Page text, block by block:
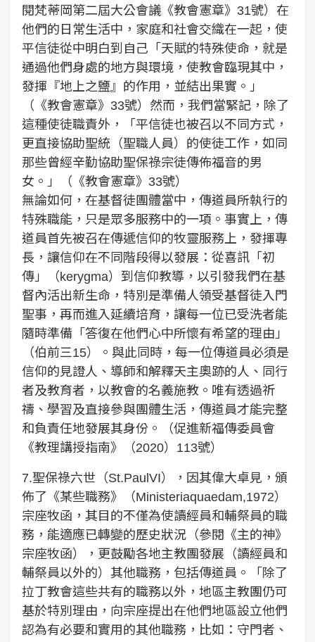
閱梵蒂岡第二屆大公會議《教會憲章》31號）在
他們的日常生活中，家庭和社會交織在一起，使
平信徒從中明白到自己「天賦的特殊使命，就是
通過他們身處的地方與環境，使教會臨現其中，
發揮『地上之鹽』的作用，並結出果實。」
（《教會憲章》33號）然而，我們當緊記，除了
這種使徒職責外，「平信徒也被召以不同方式，
更直接協助聖統（聖職人員）的使徒工作，如同
那些曾經辛勤協助聖保祿宗徒傳佈福音的男
女。」（《教會憲章》33號）
無論如何，在基督徒團體當中，傳道員所執行的
特殊職能，只是眾多服務中的一項。事實上，傳
道員首先被召在傳遞信仰的牧靈服務上，發揮專
長，讓信仰在不同階段得以發展：從喜訊「初
傳」（kerygma）到信仰教導，以引發我們在基
督內活出新生命，特別是準備人領受基督徒入門
聖事，再而進入延續培育，讓每一位已受洗者能
隨時準備「答復在他們心中所懷有希望的理由」
（伯前三15）。與此同時，每一位傳道員必須是
信仰的見證人、導師和解釋天主奧跡的人、同行
者及教育者，以教會的名義施教。唯有透過祈
禱、學習及直接參與團體生活，傳道員才能完整
和負責任地發展其身份。（促進新福傳委員會
《教理講授指南》（2020）113號）
7.聖保祿六世（St.PaulVI），因其偉大卓見，頒
佈了《某些職務》（Ministeriaquaedam,1972）
宗座牧函，其目的不僅為使讀經員和輔祭員的職
務，能適應已轉變的歷史狀況（參閱《主的神》
宗座牧函），更鼓勵各地主教團發展（讀經員和
輔祭員以外的）其他職務，包括傳道員。「除了
拉丁教會這些共有的職務以外，地區主教團仍可
基於特別理由，向宗座提出在他們地區設立他們
認為有必要和實用的其他職務，比如：守門者、